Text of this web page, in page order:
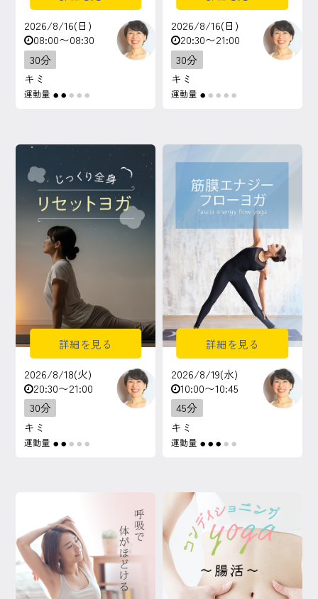
2026/8/16(日)
08:00〜08:30
30分
キミ
運動量 ● ● ● ● ●
2026/8/16(日)
20:30〜21:00
30分
キミ
運動量 ● ● ● ● ●
詳細を見る
2026/8/18(火)
20:30〜21:00
30分
キミ
運動量 ● ● ● ● ●
詳細を見る
2026/8/19(水)
10:00〜10:45
45分
キミ
運動量 ● ● ● ● ●